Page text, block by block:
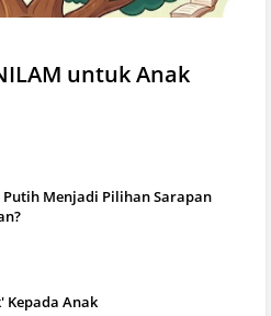
untuk Anak
Putih Menjadi Pilihan Sarapan
Kepada Anak